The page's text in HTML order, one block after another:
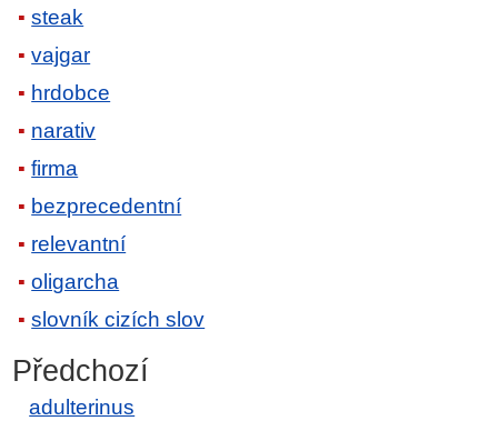
steak
vajgar
hrdobce
narativ
firma
bezprecedentní
relevantní
oligarcha
slovník cizích slov
Předchozí
adulterinus